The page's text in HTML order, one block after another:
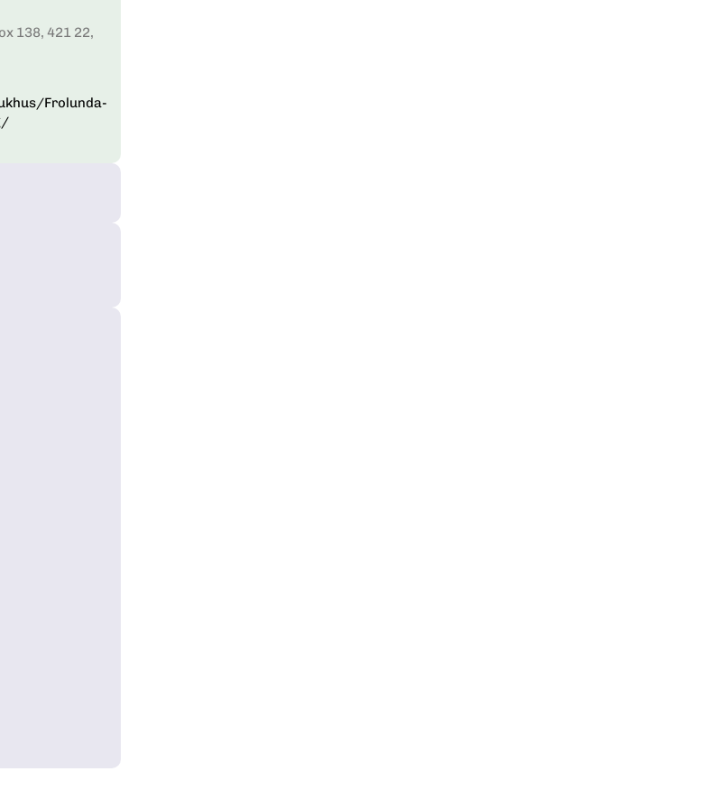
138, 421 22,
Frolunda-